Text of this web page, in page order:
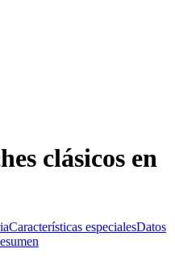
clásicos en
Características especialesDatos